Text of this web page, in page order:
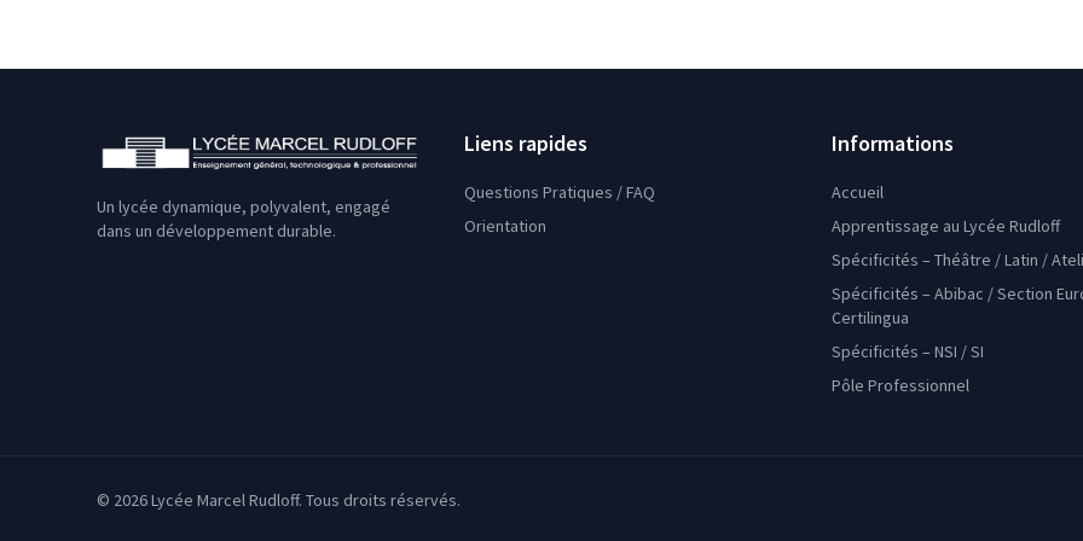
Un lycée dynamique, polyvalent, engagé
dans un développement durable.
Liens rapides
Questions Pratiques / FAQ
Orientation
Informations
Accueil
Apprentissage au Lycée Rudloff
Spécificités – Théâtre / Latin /
Spécificités – Abibac / Section
Certilingua
Spécificités – NSI / SI
Pôle Professionnel
© 2026 Lycée Marcel Rudloff. Tous droits réservés.